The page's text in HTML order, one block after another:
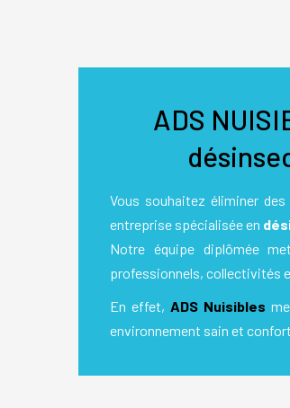
ADS
Vous souhaitez éliminer
entreprise spécialisée en
Notre équipe diplômée
professionnels, collectivités
En effet, ADS Nuisibles
environnement sain et